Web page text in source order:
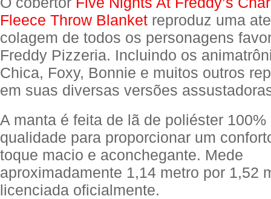
Fleece Throw Blanket reproduz uma
colagem de todos os personagens
Freddy Pizzeria. Incluindo os
Chica, Foxy, Bonnie e muitos outros
em suas diversas versões
A manta é feita de lã de poliéster 100%
qualidade para proporcionar um
toque macio e aconchegante. Mede
aproximadamente 1,14 metro por 1,52
licenciada oficialmente.